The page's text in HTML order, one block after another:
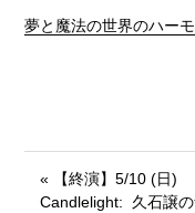
夢と魔法の世界のハー
« 【終演】5/10 (日)
Candlelight: 久石譲